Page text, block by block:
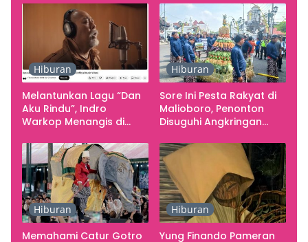
Kebutuhan Konser
Yogyakarta sebagai
Pusat Pergerakan Seni
Rupa Indonesia
Hiburan
Melantunkan Lagu “Dan
Aku Rindu”, Indro
Warkop Menangis di
Hiburan
Sore Ini Pesta Rakyat di
Malioboro, Penonton
Disuguhi Angkringan
Hiburan
Memahami Catur Gotro
Hiburan
Yung Finando Pameran